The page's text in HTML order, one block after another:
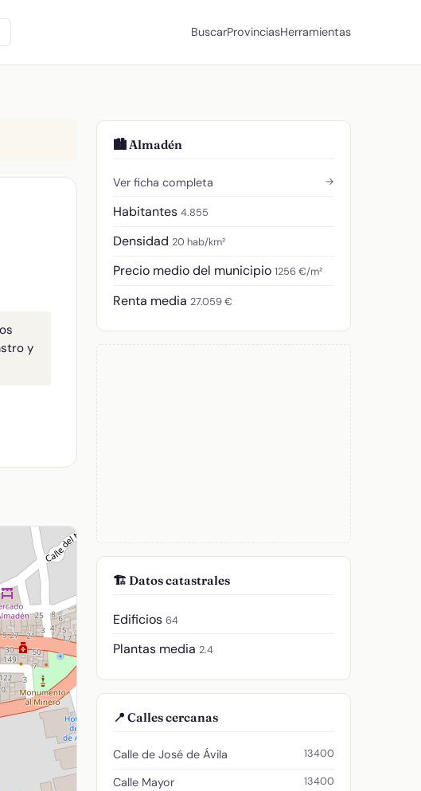
BuscarProvinciasHerramientas
y
🏙️ Almadén
Ver ficha completa →
Habitantes 4.855
Densidad 20 hab/km²
Precio medio del municipio 1256 €/m²
Renta media 27.059 €
🏗️ Datos catastrales
Edificios 64
Plantas media 2.4
📍 Calles cercanas
Calle de José de Ávila 13400
Calle Mayor 13400